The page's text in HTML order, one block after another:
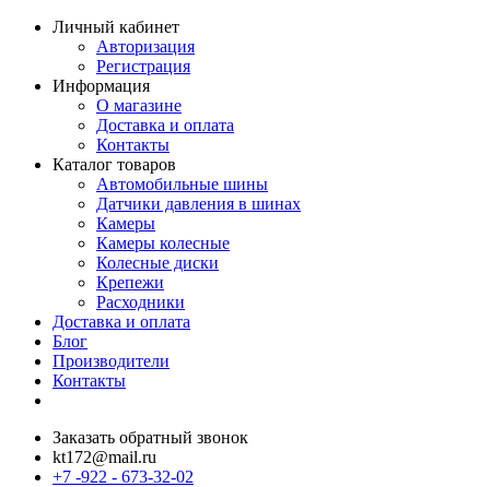
Личный кабинет
Авторизация
Регистрация
Информация
О магазине
Доставка и оплата
Контакты
Каталог товаров
Автомобильные шины
Датчики давления в шинах
Камеры
Камеры колесные
Колесные диски
Крепежи
Расходники
Доставка и оплата
Блог
Производители
Контакты
Заказать обратный звонок
kt172@mail.ru
+7 -922 - 673-32-02